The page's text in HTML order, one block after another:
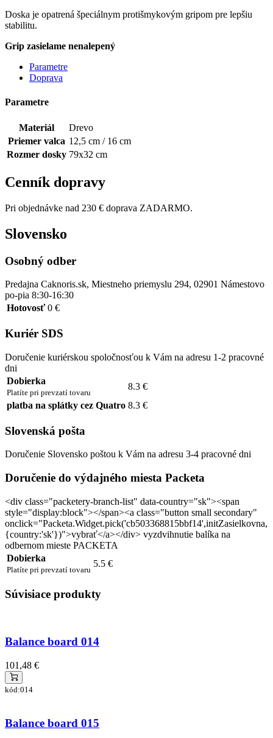
Doska je opatrená špeciálnym protišmykovým gripom pre lepšiu
stabilitu.
Grip zasielame nenalepený
Parametre
Doprava
Parametre
Materiál
Drevo
Priemer valca 12,5 cm / 16 cm
Rozmer dosky 79x32 cm
Cenník dopravy
Pri objednávke nad 230 € doprava ZADARMO.
Slovensko
Osobný odber
Predajna Caknoris.sk, Miestneho priemyslu 294, 02901 Námestovo
po-pia 8:30-16:30
Hotovosť 0 €
Kuriér SDS
Doručenie kuriérskou spoločnosťou k Vám na adresu 1-2 pracovné
dni
Dobierka
Platíte pri prevzatí tovaru
8.3 €
platba na splátky cez Quatro 8.3 €
Slovenská pošta
Doručenie Slovensko poštou k Vám na adresu 3-4 pracovné dni
Doručenie do výdajného miesta Packeta
<div class="packetery-branch-list" data-country="sk"><span
style="display:block"></span><a class="button small secondary"
onclick="Packeta.Widget.pick('cb503368815bbf14',initZasielkovna,
{country:'sk'})">vybrať</a></div> vyzdvihnutie balíka na
odbernom mieste PACKETA
Dobierka
Platíte pri prevzatí tovaru
5.5 €
Súvisiace produkty
Balance board 014
101,48 €
kód:014
Balance board 015